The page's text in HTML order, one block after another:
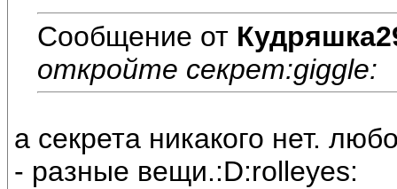
Сообщение от
откройте секрет:giggle:
а секрета никакого нет.
- разные вещи.:D:rolleyes: